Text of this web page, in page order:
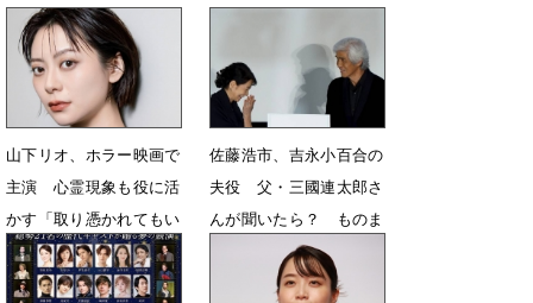
山下リオ、ホラー映画で
主演 心霊現象も役に活
かす「取り憑かれてもい
い役だから」
6月18日 19時00分
佐藤浩市、吉永小百合の
夫役 父・三國連太郎さ
んが聞いたら？ ものま
ねで再現「あぁそう」
10月31日 20時40分